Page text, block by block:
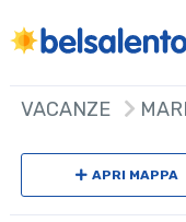
VACANZE
APRI MAPPA
+